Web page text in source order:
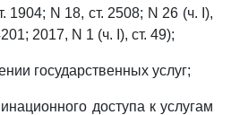
1904; N 18, ст. 2508; N 26 (ч. I),
2017, N 1 (ч. I), ст. 49);
государственных услуг;
доступа к услугам